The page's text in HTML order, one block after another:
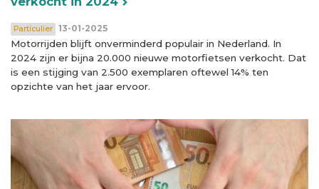
Particulier 13-01-2025
Motorrijden blijft onverminderd populair in Nederland. In
2024 zijn er bijna 20.000 nieuwe motorfietsen verkocht. Dat
is een stijging van 2.500 exemplaren oftewel 14% ten
opzichte van het jaar ervoor.